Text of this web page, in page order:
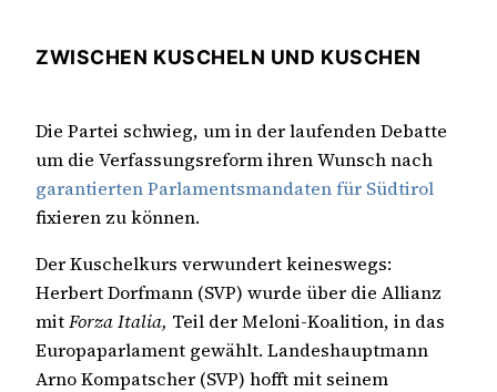
ZWISCHEN KUSCHELN UND KUSCHEN
Die Partei schwieg, um in der laufenden Debatte
um die Verfassungsreform ihren Wunsch nach
garantierten Parlamentsmandaten für Südtirol
fixieren zu können.
Der Kuschelkurs verwundert keineswegs:
Herbert Dorfmann (SVP) wurde über die Allianz
mitForza Italia, Teil der Meloni-Koalition, in das
Europaparlament gewählt. Landeshauptmann
Arno Kompatscher (SVP) hofft mit seinem